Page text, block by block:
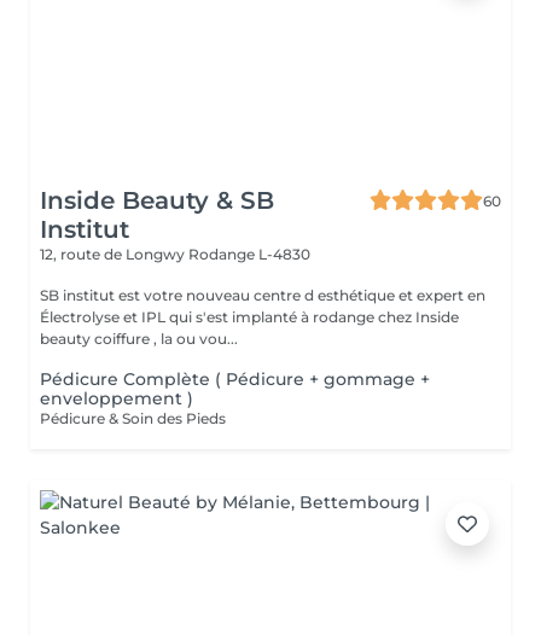
Inside Beauty & SB
Institut
60
12, route de Longwy Rodange L-4830
SB institut est votre nouveau centre d esthétique et expert en
Électrolyse et IPL qui s'est implanté à rodange chez Inside
beauty coiffure , la ou vou...
Pédicure Complète ( Pédicure + gommage +
enveloppement )
Pédicure & Soin des Pieds